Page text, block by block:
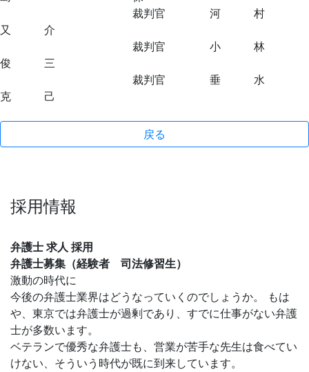
裁判官 河 村
又 介
裁判官 小 林
俊 三
裁判官 垂 水
克 己
戻る
採用情報
弁護士 求人 採用
弁護士募集（経験者 司法修習生）
激動の時代に
今後の弁護士業界はどうなっていくのでしょうか。 もは
や、東京では弁護士が過剰であり、すでに仕事がない弁護
士が多数います。
ベテランで優秀な弁護士も、営業が苦手な先生は食べてい
けない、そういう時代が既に到来しています。